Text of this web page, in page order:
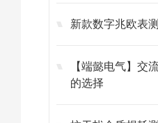
新款数字兆欧表
【端懿电气】交
的选择